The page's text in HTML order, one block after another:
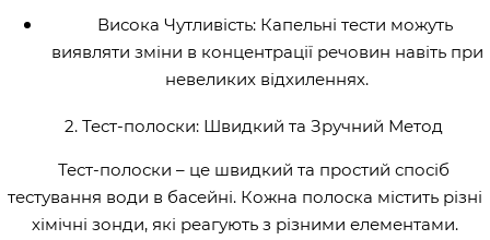
Висока Чутливість: Капельні тести можуть
виявляти зміни в концентрації речовин навіть при
невеликих відхиленнях.
2. Тест-полоски: Швидкий та Зручний Метод
Тест-полоски – це швидкий та простий спосіб
тестування води в басейні. Кожна полоска містить різні
хімічні зонди, які реагують з різними елементами.